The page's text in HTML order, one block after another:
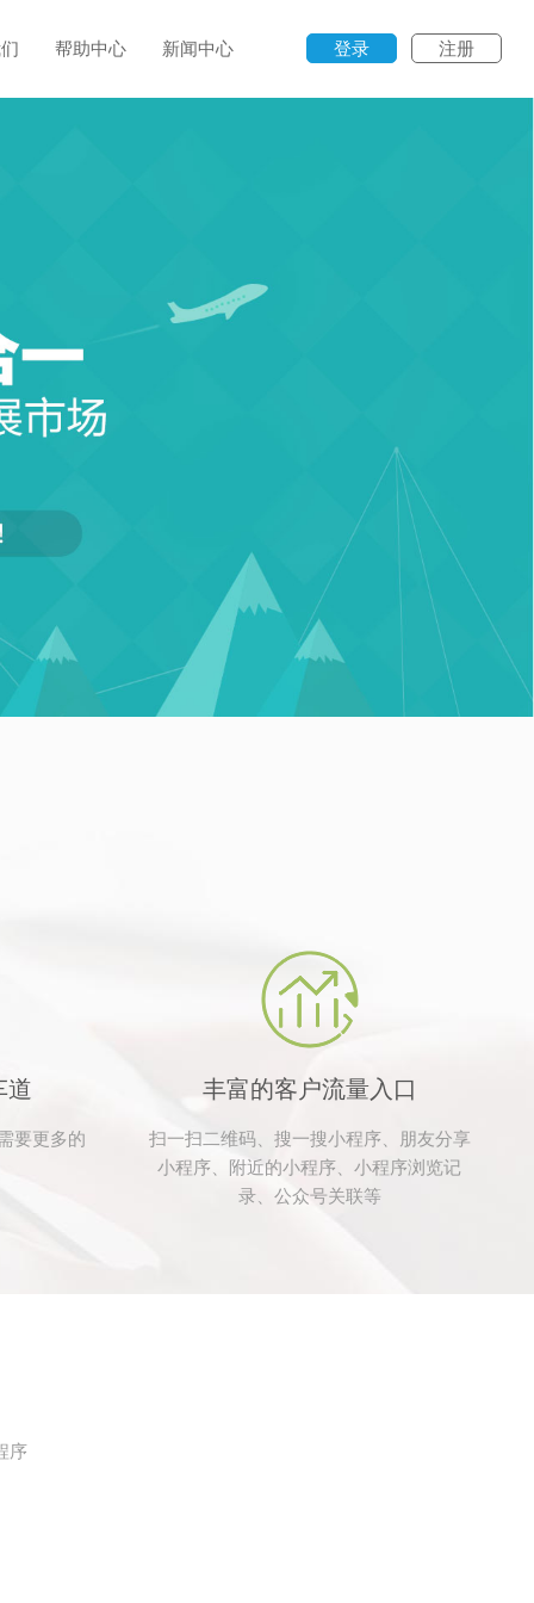
帮助中心 新闻中心 登录 注册
道
要更多的
丰富的客户流量入口
扫一扫二维码、搜一搜小程序、朋友分享
小程序、附近的小程序、小程序浏览记
录、公众号关联等
序